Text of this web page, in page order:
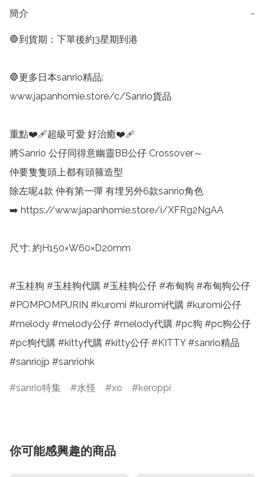
簡介 −
🛑到貨期：下單後約3星期到港
🛑更多日本sanrio精品:
www.japanhomie.store/c/Sanrio貨品
重點❤️‍🩹超級可愛 好治癒❤️‍🩹
將Sanrio 公仔同得意幽靈BB公仔 Crossover～
仲要隻隻頭上都有頭箍造型
除左呢4款 仲有第一彈 有埋另外6款sanrio角色
➡️ https://www.japanhomie.store/i/XFRg2NgAA
尺寸: 約H150×W60×D20mm
#玉桂狗 #玉桂狗代購 #玉桂狗公仔 #布甸狗 #布甸狗公仔
#POMPOMPURIN #kuromi #kuromi代購 #kuromi公仔
#melody #melody公仔 #melody代購 #pc狗 #pc狗公仔
#pc狗代購 #kitty代購 #kitty公仔 #KITTY #sanrio精品
#sanriojp #sanriohk
sanrio特集 水怪 xo keroppi
你可能感興趣的商品